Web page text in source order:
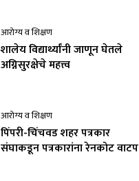
आरोग्य व शिक्षण
शालेय विद्यार्थ्यांनी जाणून घेतले
अग्निसुरक्षेचे महत्त्व
आरोग्य व शिक्षण
पिंपरी-चिंचवड शहर पत्रकार
संघाकडून पत्रकारांना रेनकोट वाटप